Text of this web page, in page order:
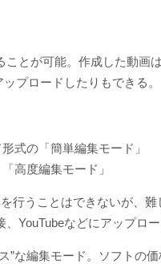
とが可能。作成した動画
プロードしたりもできる。
式の「簡単編集モード」
高度編集モード」
行うことはできないが、
YouTubeなどにアップロ
”な編集モード。ソフトの